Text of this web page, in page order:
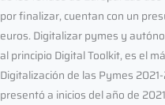
por finalizar, cuentan con un
euros. Digitalizar pymes y
al principio Digital Toolkit, es el
Digitalización de las Pymes
presentó a inicios del año de